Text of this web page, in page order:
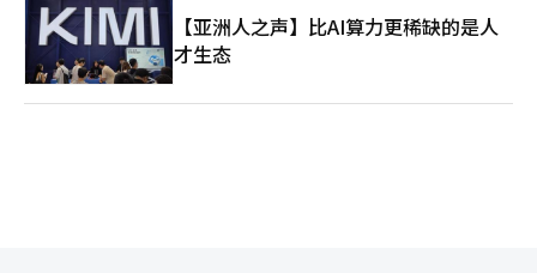
【亚洲人之声】比AI算力更稀缺的是人
才生态